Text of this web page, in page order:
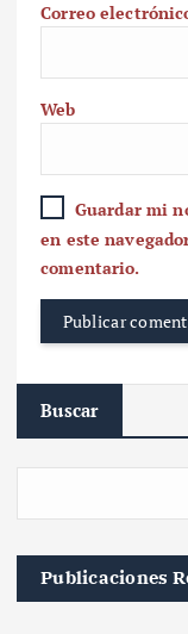
Correo
Web
Guardar mi
en este
comentario.
Buscar
Publicaciones